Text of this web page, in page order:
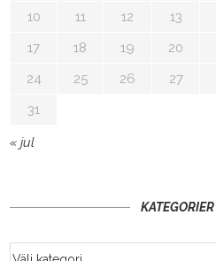
10
11 12 13
17
18 19 20
24
25 26 27
31
« jul
KATEGORIER